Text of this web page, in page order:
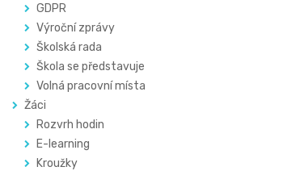
GDPR
Výroční zprávy
Školská rada
Škola se představuje
Volná pracovní místa
Žáci
Rozvrh hodin
E-learning
Kroužky